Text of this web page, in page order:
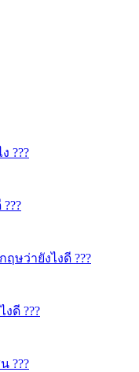
???
ษว่ายังไงดี ???
ดี ???
???